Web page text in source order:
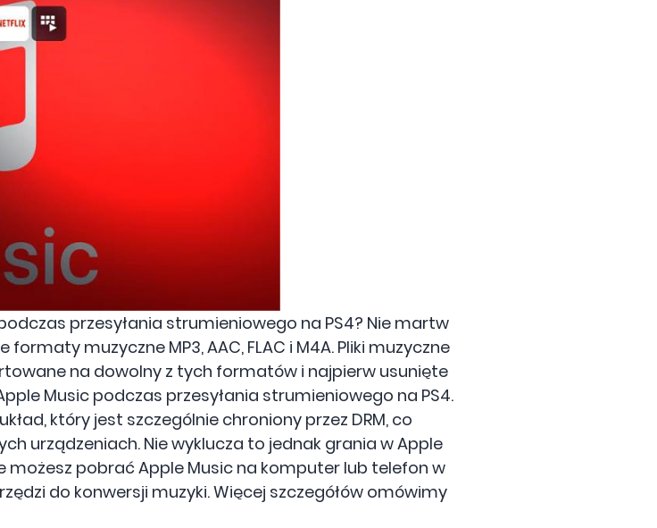
przesyłania strumieniowego na PS4? Nie martw
muzyczne MP3, AAC, FLAC i M4A. Pliki muzyczne
na dowolny z tych formatów i najpierw usunięte
Music podczas przesyłania strumieniowego na PS4.
który jest szczególnie chroniony przez DRM, co
urządzeniach. Nie wyklucza to jednak grania w Apple
możesz pobrać Apple Music na komputer lub telefon w
do konwersji muzyki. Więcej szczegółów omówimy